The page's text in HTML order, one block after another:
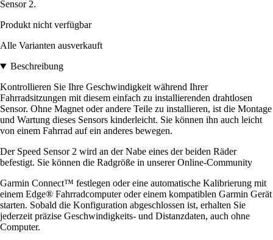
Sensor 2.
Produkt nicht verfügbar
Alle Varianten ausverkauft
Beschreibung
Kontrollieren Sie Ihre Geschwindigkeit während Ihrer
Fahrradsitzungen mit diesem einfach zu installierenden drahtlosen
Sensor. Ohne Magnet oder andere Teile zu installieren, ist die Montage
und Wartung dieses Sensors kinderleicht. Sie können ihn auch leicht
von einem Fahrrad auf ein anderes bewegen.
Der Speed Sensor 2 wird an der Nabe eines der beiden Räder
befestigt. Sie können die Radgröße in unserer Online-Community
Garmin Connect™ festlegen oder eine automatische Kalibrierung mit
einem Edge® Fahrradcomputer oder einem kompatiblen Garmin Gerät
starten. Sobald die Konfiguration abgeschlossen ist, erhalten Sie
jederzeit präzise Geschwindigkeits- und Distanzdaten, auch ohne
Computer.